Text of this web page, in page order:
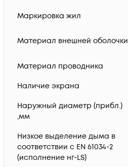
Маркировка жил
Материал внешней оболочки
Материал проводника
Наличие экрана
Наружный диаметр (прибл.)
,мм
Низкое выделение дыма в
соответствии с EN 61034-2
(исполнение нг-LS)